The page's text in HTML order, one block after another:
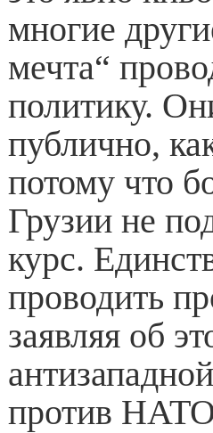
многие
мечта“
политику.
публично,
потому что
Грузии не
курс.
проводить
заявляя об
против